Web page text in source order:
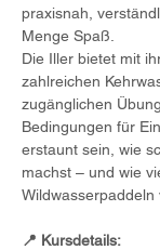
praxisnah,
Menge Spaß.
Die Iller bietet mit
zahlreichen
zugänglichen
Bedingungen für
erstaunt sein, wie
machst – und wie
📍 Kursdetails: